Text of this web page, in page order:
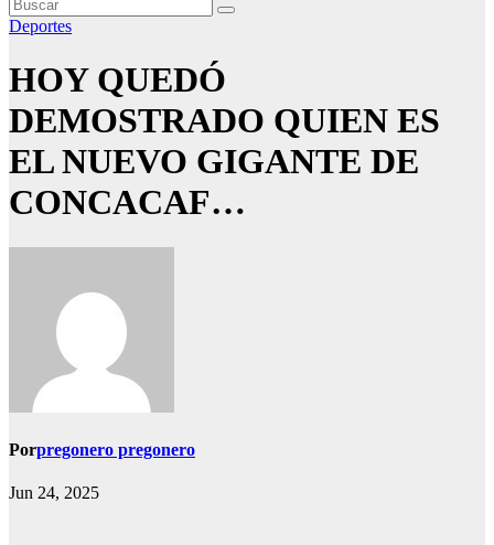
Deportes
HOY QUEDÓ
DEMOSTRADO QUIEN ES
EL NUEVO GIGANTE DE
CONCACAF…
Porpregonero pregonero
Jun 24, 2025